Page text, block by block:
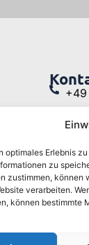
optimales Erlebnis
zu
zustimmen, können
verarbeiten.
können bestimmte
Ihr
für
+49